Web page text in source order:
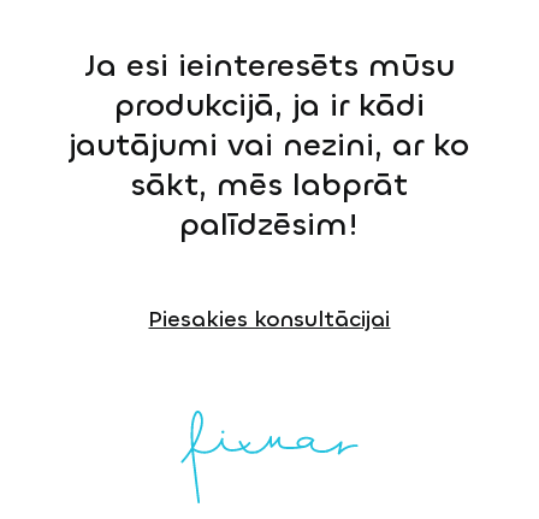
Ja esi ieinteresēts mūsu
produkcijā, ja ir kādi
jautājumi vai nezini, ar ko
sākt, mēs labprāt
palīdzēsim!
Piesakies konsultācijai